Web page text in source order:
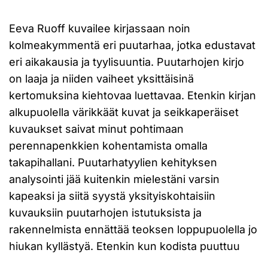
Eeva Ruoff kuvailee kirjassaan noin
kolmeakymmentä eri puutarhaa, jotka edustavat
eri aikakausia ja tyylisuuntia. Puutarhojen kirjo
on laaja ja niiden vaiheet yksittäisinä
kertomuksina kiehtovaa luettavaa. Etenkin kirjan
alkupuolella värikkäät kuvat ja seikkaperäiset
kuvaukset saivat minut pohtimaan
perennapenkkien kohentamista omalla
takapihallani. Puutarhatyylien kehityksen
analysointi jää kuitenkin mielestäni varsin
kapeaksi ja siitä syystä yksityiskohtaisiin
kuvauksiin puutarhojen istutuksista ja
rakennelmista ennättää teoksen loppupuolella jo
hiukan kyllästyä. Etenkin kun kodista puuttuu